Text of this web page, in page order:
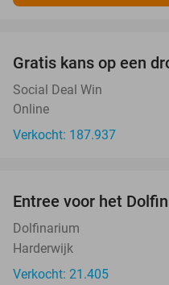
Gratis kans op een
Social Deal Win
Online
Verkocht: 187.937
Entree voor het
Dolfinarium
Harderwijk
Verkocht: 21.405